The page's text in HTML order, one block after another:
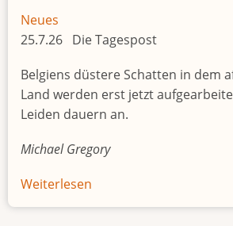
Neues
25.7.26 Die Tagespost
Belgiens düstere Schatten in dem
Land werden erst jetzt
Leiden dauern an.
Michael Gregory
Weiterlesen
Der